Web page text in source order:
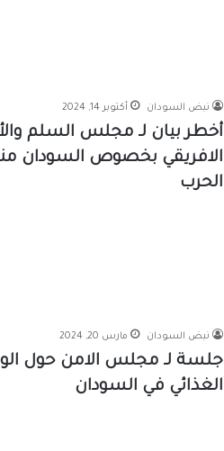
نبض السودان أكتوبر 14, 2024
أخطر بيان لـ مجلس السلم
الافريقي بخصوص السودان منذ
الحرب
نبض السودان مارس 20, 2024
جلسة لـ مجلس الامن حول
الغذائي في السودان